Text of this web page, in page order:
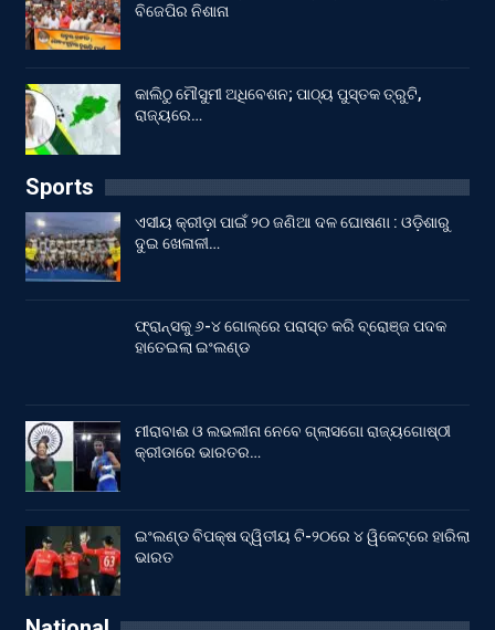
ବିଜେପିର ନିଶାନା
କାଲିଠୁ ମୌସୁମୀ ଅଧିବେଶନ; ପାଠ୍ୟ ପୁସ୍ତକ ତ୍ରୁଟି,
ରାଜ୍ୟରେ…
Sports
ଏସୀୟ କ୍ରୀଡ଼ା ପାଇଁ ୨୦ ଜଣିଆ ଦଳ ଘୋଷଣା : ଓଡ଼ିଶାରୁ
ଦୁଇ ଖେଳାଳୀ…
ଫ୍ରାନ୍ସକୁ ୬-୪ ଗୋଲ୍‌ରେ ପରାସ୍ତ କରି ବ୍ରୋଞ୍ଜ ପଦକ
ହାତେଇଲା ଇଂଲଣ୍ଡ
ମୀରାବାଈ ଓ ଲଭଲୀନା ନେବେ ଗ୍ଲାସଗୋ ରାଜ୍ୟଗୋଷ୍ଠୀ
କ୍ରୀଡାରେ ଭାରତର…
ଇଂଲଣ୍ଡ ବିପକ୍ଷ ଦ୍ୱିତୀୟ ଟି-୨୦ରେ ୪ ୱିକେଟ୍‌ରେ ହାରିଲା
ଭାରତ